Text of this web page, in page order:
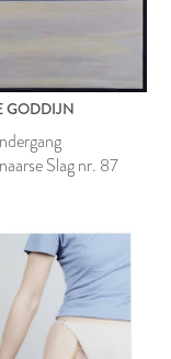
GODDIJN
Slag nr. 87